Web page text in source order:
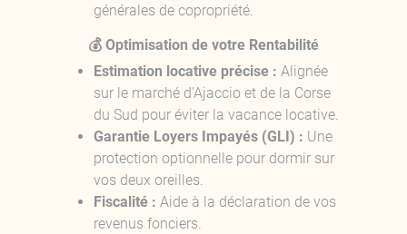
générales de copropriété.
💰 Optimisation de votre Rentabilité
Estimation locative précise : Alignée
sur le marché d'Ajaccio et de la Corse
du Sud pour éviter la vacance locative.
Garantie Loyers Impayés (GLI) : Une
protection optionnelle pour dormir sur
vos deux oreilles.
Fiscalité : Aide à la déclaration de vos
revenus fonciers.